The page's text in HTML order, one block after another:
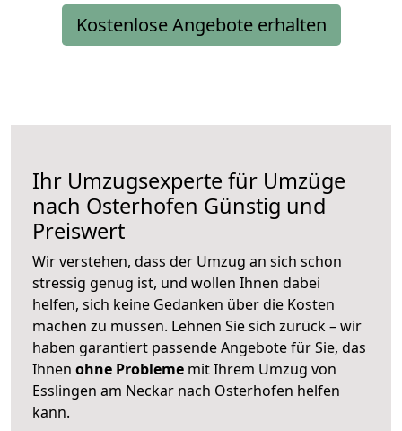
Kostenlose Angebote erhalten
Ihr Umzugsexperte für Umzüge
nach Osterhofen Günstig und
Preiswert
Wir verstehen, dass der Umzug an sich schon
stressig genug ist, und wollen Ihnen dabei
helfen, sich keine Gedanken über die Kosten
machen zu müssen. Lehnen Sie sich zurück – wir
haben garantiert passende Angebote für Sie, das
Ihnen ohne Probleme mit Ihrem Umzug von
Esslingen am Neckar nach Osterhofen helfen
kann.